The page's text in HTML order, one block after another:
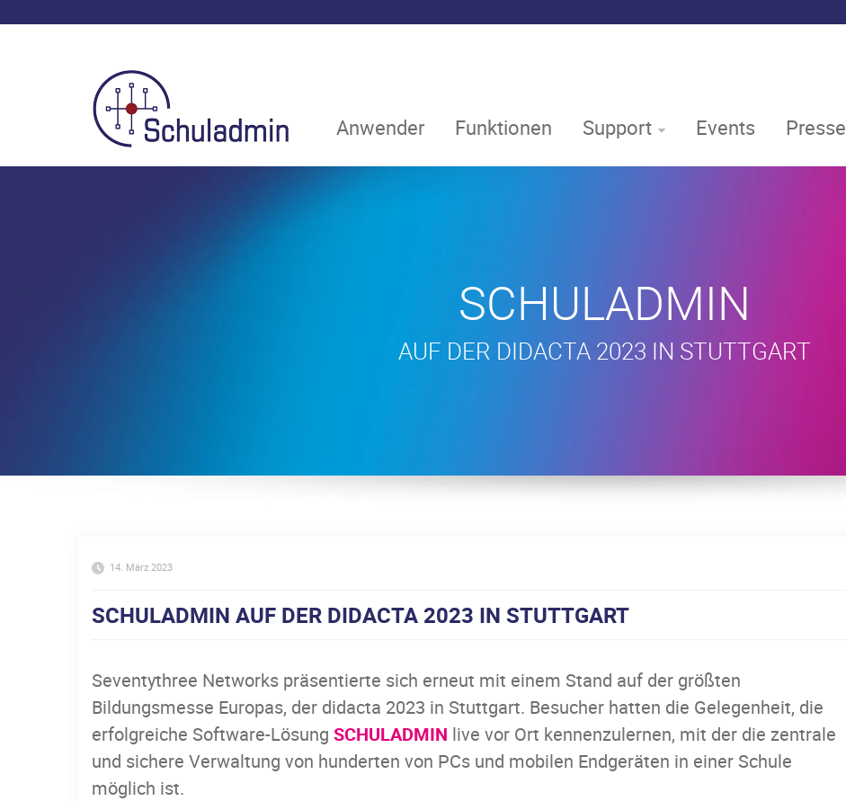
Anwender Funktionen Support Events Presse
SCHULADMIN
AUF DER DIDACTA 2023 IN STUTTGART
14. März 2023
SCHULADMIN AUF DER DIDACTA 2023 IN STUTTGART
Seventythree Networks präsentierte sich erneut mit einem Stand auf der größten
Bildungsmesse Europas, der didacta 2023 in Stuttgart. Besucher hatten die Gelegenheit, die
erfolgreiche Software-Lösung SCHULADMIN live vor Ort kennenzulernen, mit der die zentrale
und sichere Verwaltung von hunderten von PCs und mobilen Endgeräten in einer Schule
möglich ist.